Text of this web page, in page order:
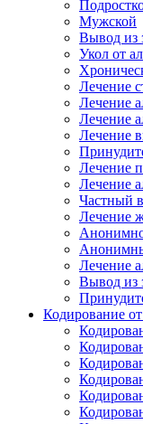
Мужской
Вывод из
Укол от
Лечение
Лечение
Лечение
Лечение
Лечение
Лечение
Частный
Лечение
Лечение
Вывод из
Кодирование